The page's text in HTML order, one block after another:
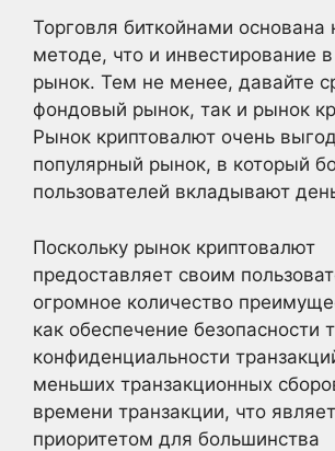
Торговля биткойнами
методе, что и инвестирование
рынок. Тем не менее, давайте
фондовый рынок, так и рынок
Рынок криптовалют очень
популярный рынок, в который
пользователей вкладывают
Поскольку рынок криптовалют
предоставляет своим
огромное количество
как обеспечение безопасности
конфиденциальности
меньших транзакционных
времени транзакции, что
приоритетом для большинства